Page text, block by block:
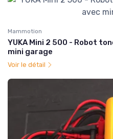
Mammotion
YUKA Mini 2 500 - Robot
mini garage
Voir le détail